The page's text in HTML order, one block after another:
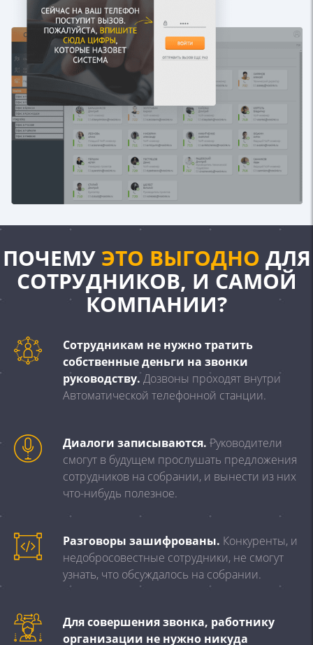
ПОЧЕМУ ЭТО ВЫГОДНО ДЛЯ
СОТРУДНИКОВ, И САМОЙ
КОМПАНИИ?
Сотрудникам не нужно тратить
собственные деньги на звонки
руководству.Дозвоны проходят внутри
Автоматической телефонной станции.
Диалоги записываются. Руководители
смогут в будущем прослушать предложения
сотрудников на собрании, и вынести из них
что-нибудь полезное.
Разговоры зашифрованы. Конкуренты, и
недобросовестные сотрудники, не смогут
узнать, что обсуждалось на собрании.
Для совершения звонка, работнику
организации не нужно никуда